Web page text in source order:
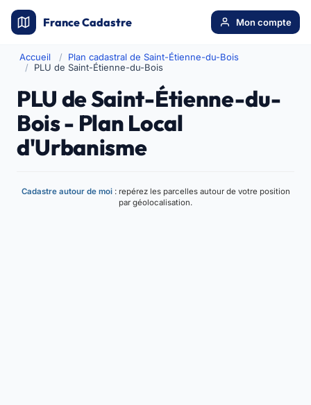
France Cadastre Mon compte
Accueil
Plan cadastral de Saint-Étienne-du-Bois
PLU de Saint-Étienne-du-Bois
PLU de Saint-Étienne-du-
Bois - Plan Local
d'Urbanisme
Cadastre autour de moi: repérez les parcelles autour de votre position
par géolocalisation.